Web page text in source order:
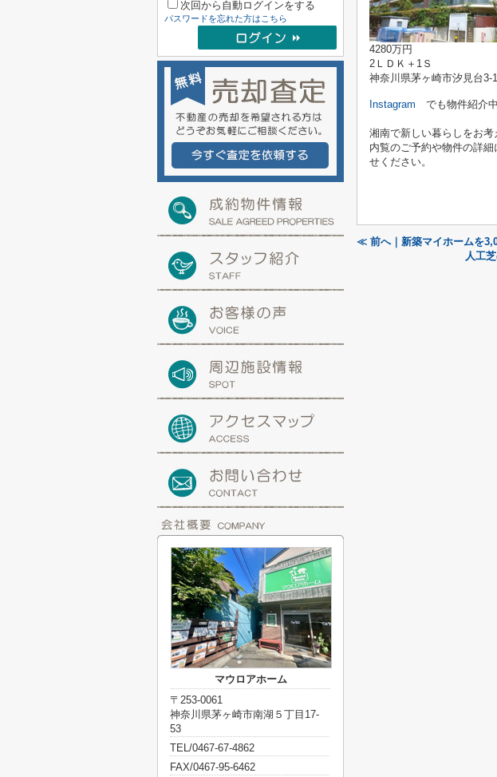
4280万円
2ＬＤＫ＋1Ｓ
神奈川県茅ヶ崎市汐見台3-
Instagram でも物件紹介中
湘南で新しい暮らしをお考
内覧のご予約や物件の詳
せください。
≪ 前へ｜新築マイホームを
人工
次回から自動ログインをする
パスワードを忘れた方はこちら
マウロアホーム
〒253-0061
神奈川県茅ヶ崎市南湖５丁目17-
53
TEL/0467-67-4862
FAX/0467-95-6462